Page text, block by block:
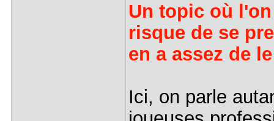
Un topic où
risque de se
en a assez de
Ici, on parle